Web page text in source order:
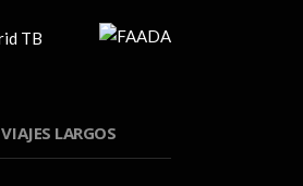
VIAJES LARGOS